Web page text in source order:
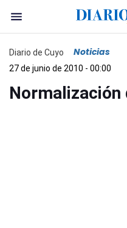
Diario de Cuyo Noticias
27 de junio de 2010 - 00:00
Normalización